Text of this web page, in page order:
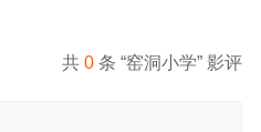
共0 条 “窑洞小学” 影评